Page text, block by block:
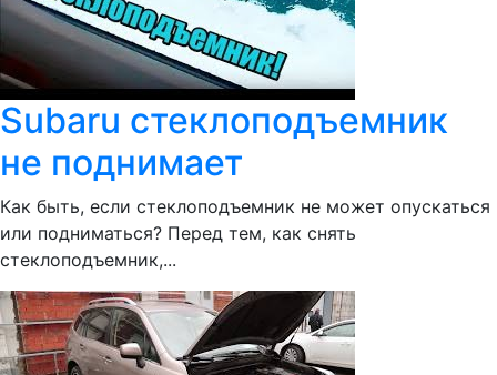
Subaru стеклоподъемник
не поднимает
Как быть, если стеклоподъемник не может опускаться
или подниматься? Перед тем, как снять
стеклоподъемник,...